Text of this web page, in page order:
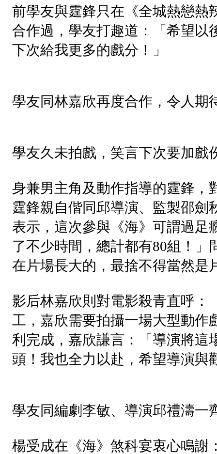
前學友與霆鋒只在《全城熱戀熱
合作過，學友打趣道：「希望以
下次給我更多的戲分！」
學友同林嘉欣再度合作，令人期
學友久未拍戲，笑言下次要加戲
身兼男主角及動作指導的霆鋒，
霆鋒親自偕同邱導演、監製邵劍
表示，這次參與《海》可謂過足
了不少時間，總計都有80組！
在片場長大的，最捨不得當然是
影后林嘉欣則對電影殺青直呼：
工，嘉欣需要拍攝一場大型動作
利完成，嘉欣謙言：「導演將這
頭！我也全力以赴，希望導演與
學友同編劇李敏、導演邱禮濤一
楊受成在《海》煞科宴衷心鳴謝